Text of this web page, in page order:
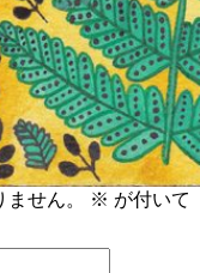
せん。 ※ が付いて